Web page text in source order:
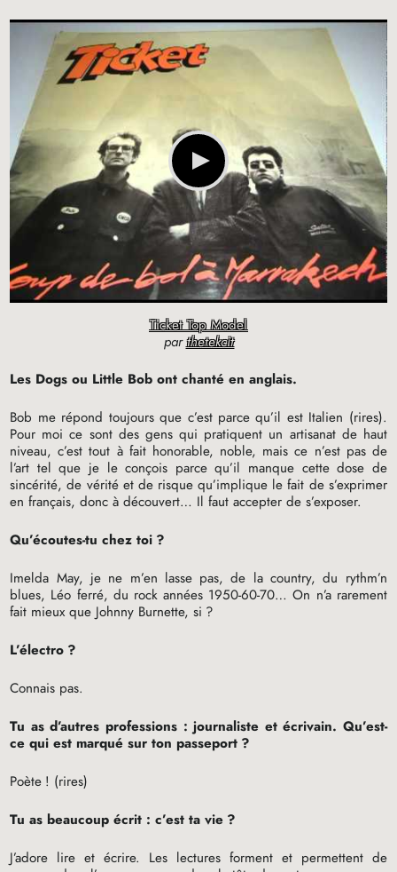
Ticket Top Model
parthetekcit
Les Dogs ou Little Bob ont chanté en anglais.
Bob me répond toujours que c’est parce qu’il est Italien (rires).
Pour moi ce sont des gens qui pratiquent un artisanat de haut
niveau, c’est tout à fait honorable, noble, mais ce n’est pas de
l’art tel que je le conçois parce qu’il manque cette dose de
sincérité, de vérité et de risque qu’implique le fait de s’exprimer
en français, donc à découvert… Il faut accepter de s’exposer.
Qu’écoutes-tu chez toi ?
Imelda May, je ne m’en lasse pas, de la country, du rythm’n
blues, Léo ferré, du rock années 1950-60-70… On n’a rarement
fait mieux que Johnny Burnette, si ?
L’électro ?
Connais pas.
Tu as d’autres professions : journaliste et écrivain. Qu’est-
ce qui est marqué sur ton passeport ?
Poète ! (rires)
Tu as beaucoup écrit : c’est ta vie ?
J’adore lire et écrire. Les lectures forment et permettent de